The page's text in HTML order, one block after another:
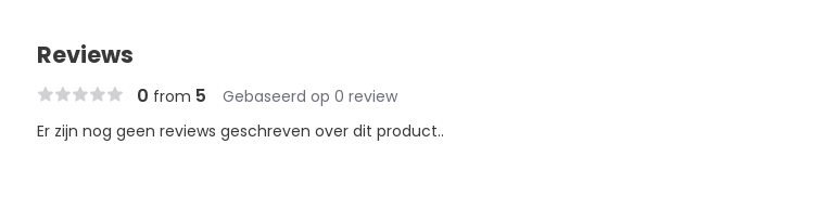
Reviews
0 from 5 Gebaseerd op 0 review
Er zijn nog geen reviews geschreven over dit product..